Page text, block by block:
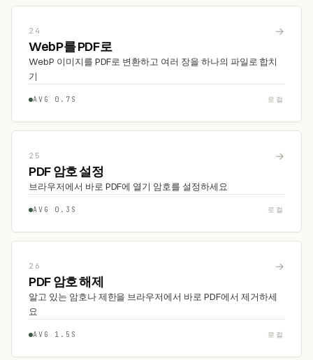
24 →
WebP를 PDF로
WebP 이미지를 PDF로 변환하고 여러 장을 하나의 파일로 합치
기
AVG 0.7S 로컬
25 →
PDF 암호 설정
브라우저에서 바로 PDF에 열기 암호를 설정하세요
AVG 0.3S 로컬
26 →
PDF 암호 해제
알고 있는 암호나 제한을 브라우저에서 바로 PDF에서 제거하세
요
AVG 1.5S 로컬